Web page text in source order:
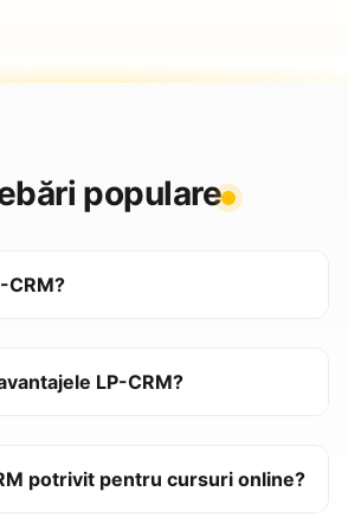
populare
CRM?
LP-CRM?
potrivit pentru cursuri online?